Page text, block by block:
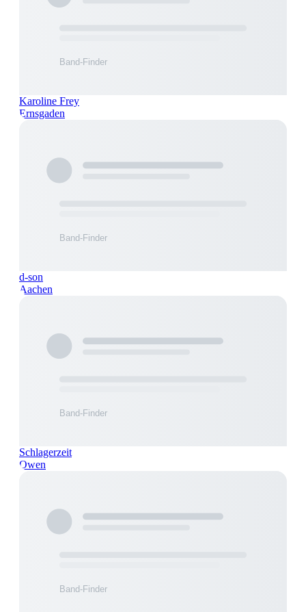
Karoline Frey
Ernsgaden
d-son
Aachen
Schlagerzeit
Owen